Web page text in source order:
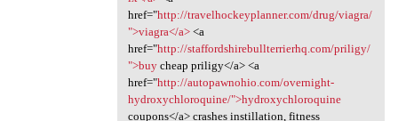
href="http://travelhockeyplanner.com/drug/viagra/
">viagra</a><a
href="http://staffordshirebullterrierhq.com/priligy/
">buycheap priligy</a> <a
href="http://autopawnohio.com/overnight-
hydroxychloroquine/">hydroxychloroquine
coupons</a> crashes instillation, fitness